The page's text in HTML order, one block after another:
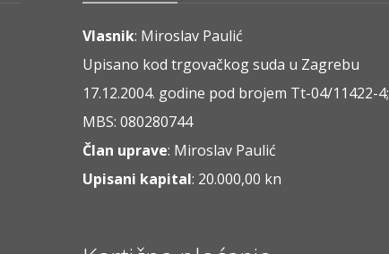
Vlasnik: Miroslav Paulić
Upisano kod trgovačkog suda u Zagrebu
17.12.2004. godine pod brojem Tt-04/11422-4;
MBS: 080280744
Član uprave: Miroslav Paulić
Upisani kapital: 20.000,00 kn